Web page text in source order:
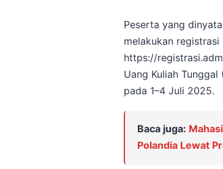
Peserta yang
melakukan
https://
Uang Kuliah
pada 1–4 Juli 2025.
Baca juga:
Polandia Lewat